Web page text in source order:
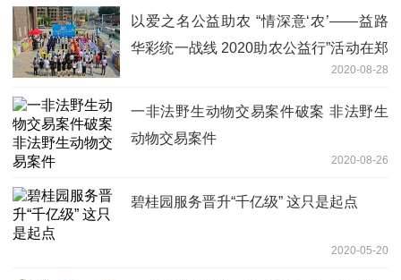
以爱之名公益助农 “情深意‘农’——益路
华彩统一战线 2020助农公益行”活动在郑
2020-08-28
一非法野生动物交易案件破案 非法野生
动物交易案件
2020-08-26
碧桂园服务晋升“千亿级” 这只是起点
2020-05-20